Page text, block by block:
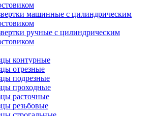
машинные с цилиндрическим
ручные с цилиндрическим
контурные
отрезные
подрезные
проходные
расточные
резьбовые